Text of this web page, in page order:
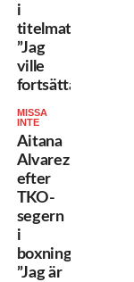
i
titelmatchen:
”Jag
ville
fortsätta”
MISSA
INTE
Aitana
Alvarez
efter
TKO-
segern
i
boxningsdebuten:
”Jag är